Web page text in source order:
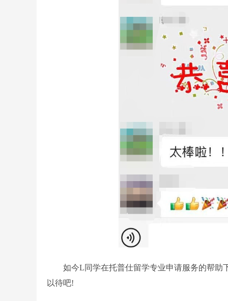
如今L同学在托普仕留学专业申请服务的帮助
以待吧!